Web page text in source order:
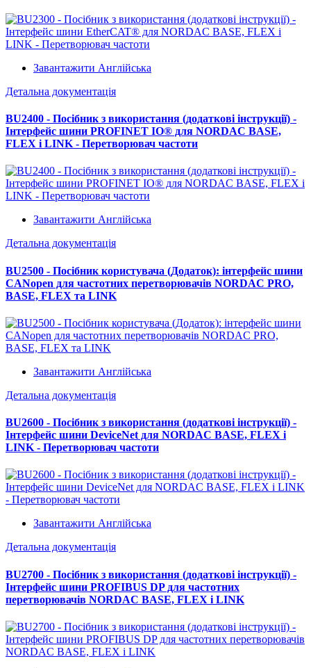
Завантажити Англійська
Детальна документація
BU2400 - Посібник з використання (додаткові інструкції) -
Інтерфейс шини PROFINET IO® для NORDAC BASE,
FLEX і LINK - Перетворювач частоти
Завантажити Англійська
Детальна документація
BU2500 - Посібник користувача (Додаток): інтерфейс шини
CANopen для частотних перетворювачів NORDAC PRO,
BASE, FLEX та LINK
Завантажити Англійська
Детальна документація
BU2600 - Посібник з використання (додаткові інструкції) -
Інтерфейс шини DeviceNet для NORDAC BASE, FLEX і
LINK - Перетворювач частоти
Завантажити Англійська
Детальна документація
BU2700 - Посібник з використання (додаткові інструкції) -
Інтерфейс шини PROFIBUS DP для частотних
перетворювачів NORDAC BASE, FLEX і LINK